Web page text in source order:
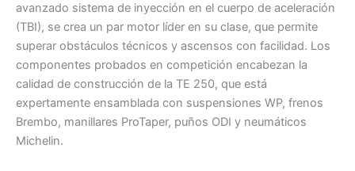
avanzado sistema de inyección en el cuerpo de aceleración
(TBI), se crea un par motor líder en su clase, que permite
superar obstáculos técnicos y ascensos con facilidad. Los
componentes probados en competición encabezan la
calidad de construcción de la TE 250, que está
expertamente ensamblada con suspensiones WP, frenos
Brembo, manillares ProTaper, puños ODI y neumáticos
Michelin.